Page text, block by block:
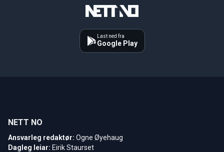
Last ned fra
Google Play
NETT NO
Ansvarleg redaktør: Ogne Øyehaug
Dagleg leiar: Eirik Staurset